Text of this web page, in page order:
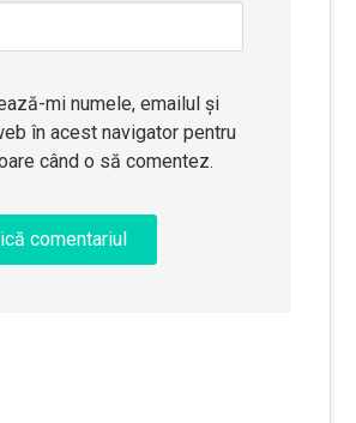
mi numele, emailul și
în acest navigator pentru
când o să comentez.